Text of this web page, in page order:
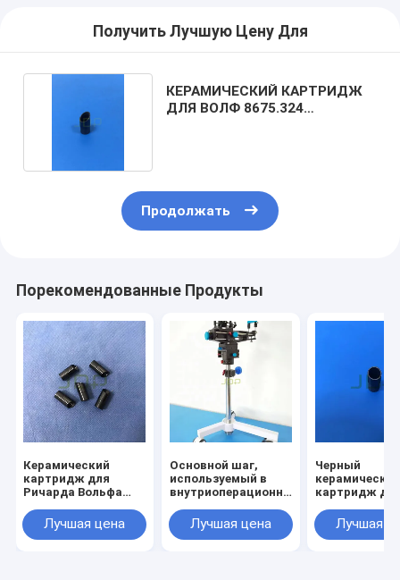
Получить Лучшую Цену Для
КЕРАМИЧЕСКИЙ КАРТРИДЖ
ДЛЯ ВОЛФ 8675.324
Продолжать
Порекомендованные Продукты
Керамический
картридж для
Ричарда Вольфа
Лучшая цена
Основной шаг,
используемый в
внутриоперационном
Лучшая цена
Черный
картридж
оболочки
Wolf 8655.184
Лучшая